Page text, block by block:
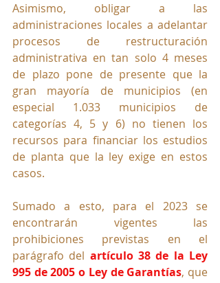
Asimismo, obligar a las
administraciones locales a adelantar
procesos de restructuración
administrativa en tan solo 4 meses
de plazo pone de presente que la
gran mayoría de municipios (en
especial 1.033 municipios de
categorías 4, 5 y 6) no tienen los
recursos para financiar los estudios
de planta que la ley exige en estos
casos.
Sumado a esto, para el 2023 se
encontrarán vigentes las
prohibiciones previstas en el
parágrafo del artículo 38 de la Ley
995 de 2005 o Ley de Garantías, que